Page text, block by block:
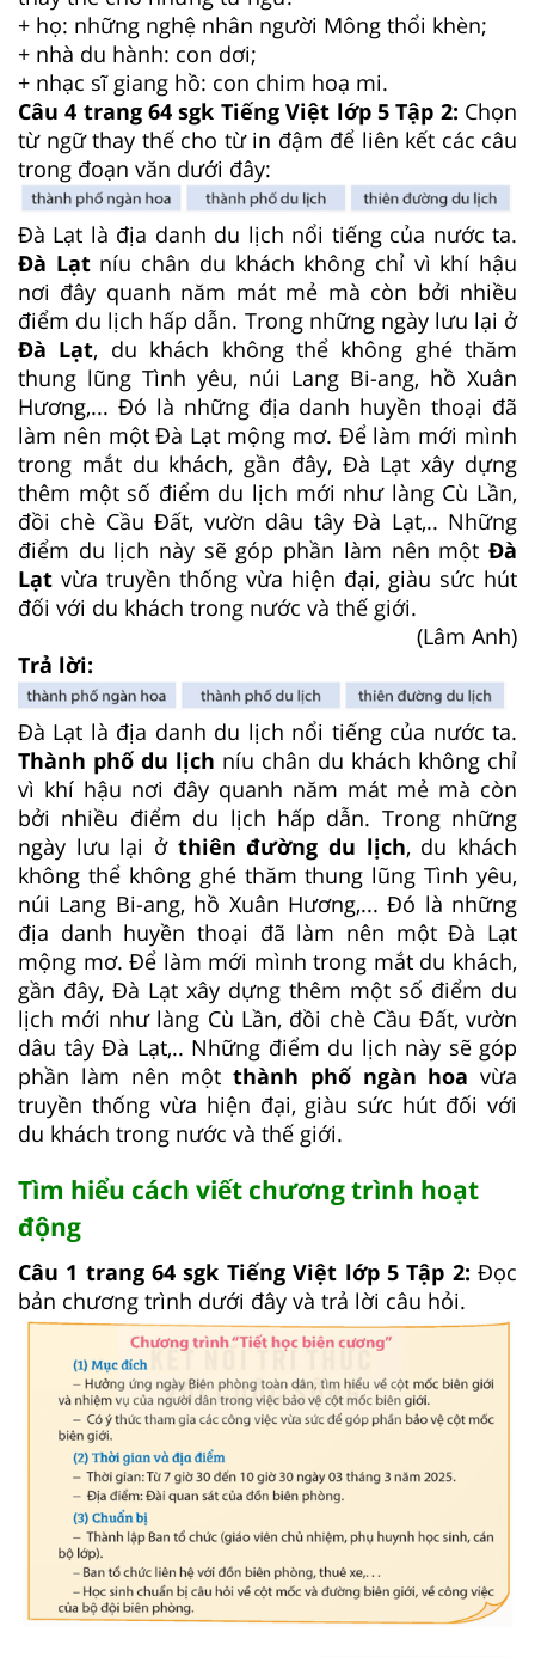
+ họ: những nghệ nhân người Mông thổi khèn;
+ nhà du hành: con dơi;
+ nhạc sĩ giang hồ: con chim hoạ mi.
Câu 4 trang 64 sgk Tiếng Việt lớp 5 Tập 2: Chọn
từ ngữ thay thế cho từ in đậm để liên kết các câu
trong đoạn văn dưới đây:
Đà Lạt là địa danh du lịch nổi tiếng của nước ta.
Đà Lạtníu chân du khách không chỉ vì khí hậu
nơi đây quanh năm mát mẻ mà còn bởi nhiều
điểm du lịch hấp dẫn. Trong những ngày lưu lại ở
Đà Lạt, du khách không thể không ghé thăm
thung lũng Tình yêu, núi Lang Bi-ang, hồ Xuân
Hương,... Đó là những địa danh huyền thoại đã
làm nên một Đà Lạt mộng mơ. Để làm mới mình
trong mắt du khách, gần đây, Đà Lạt xây dựng
thêm một số điểm du lịch mới như làng Cù Lần,
đồi chè Cầu Đất, vườn dâu tây Đà Lạt,.. Những
điểm du lịch này sẽ góp phần làm nên một Đà
Lạt vừa truyền thống vừa hiện đại, giàu sức hút
đối với du khách trong nước và thế giới.
(Lâm Anh)
Trả lời:
Đà Lạt là địa danh du lịch nổi tiếng của nước ta.
Thành phố du lịch níu chân du khách không chỉ
vì khí hậu nơi đây quanh năm mát mẻ mà còn
bởi nhiều điểm du lịch hấp dẫn. Trong những
ngày lưu lại ở thiên đường du lịch, du khách
không thể không ghé thăm thung lũng Tình yêu,
núi Lang Bi-ang, hồ Xuân Hương,... Đó là những
địa danh huyền thoại đã làm nên một Đà Lạt
mộng mơ. Để làm mới mình trong mắt du khách,
gần đây, Đà Lạt xây dựng thêm một số điểm du
lịch mới như làng Cù Lần, đồi chè Cầu Đất, vườn
dâu tây Đà Lạt,.. Những điểm du lịch này sẽ góp
phần làm nên một thành phố ngàn hoa vừa
truyền thống vừa hiện đại, giàu sức hút đối với
du khách trong nước và thế giới.
Tìm hiểu cách viết chương trình hoạt
động
Câu 1 trang 64 sgk Tiếng Việt lớp 5 Tập 2: Đọc
bản chương trình dưới đây và trả lời câu hỏi.